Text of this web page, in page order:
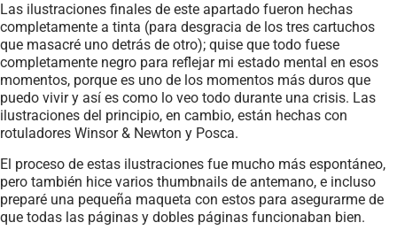
Las ilustraciones finales de este apartado fueron hechas
completamente a tinta (para desgracia de los tres cartuchos
que masacré uno detrás de otro); quise que todo fuese
completamente negro para reflejar mi estado mental en esos
momentos, porque es uno de los momentos más duros que
puedo vivir y así es como lo veo todo durante una crisis. Las
ilustraciones del principio, en cambio, están hechas con
rotuladores Winsor & Newton y Posca.
El proceso de estas ilustraciones fue mucho más espontáneo,
pero también hice varios thumbnails de antemano, e incluso
preparé una pequeña maqueta con estos para asegurarme de
que todas las páginas y dobles páginas funcionaban bien.